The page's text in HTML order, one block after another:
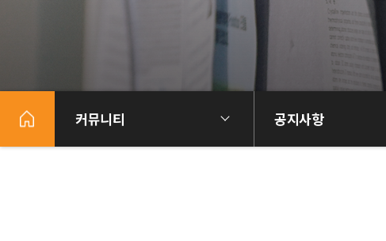
커뮤니티 공지사항